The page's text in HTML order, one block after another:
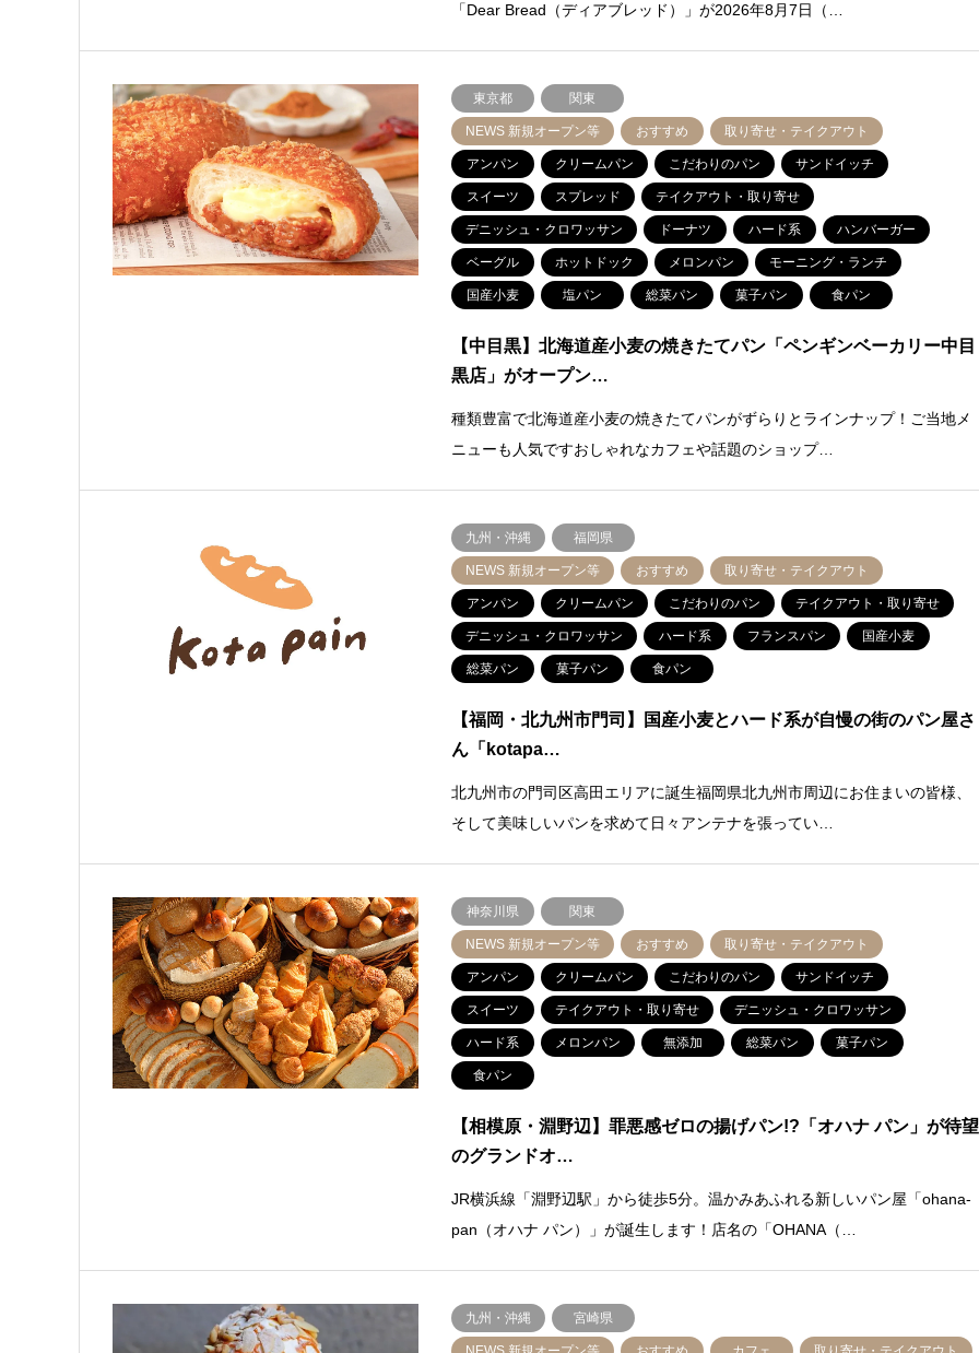
「Dear Bread（ディアブレッド）」が2026年8月7日（…
東京都 関東
NEWS 新規オープン等 おすすめ 取り寄せ・テイクアウト
アンパン クリームパン こだわりのパン サンドイッチ
スイーツ スプレッド テイクアウト・取り寄せ
デニッシュ・クロワッサン ドーナツ ハード系 ハンバーガー
ベーグル ホットドック メロンパン モーニング・ランチ
国産小麦 塩パン 総菜パン 菓子パン 食パン
【中目黒】北海道産小麦の焼きたてパン「ペンギンベーカリー中目
黒店」がオープン…
種類豊富で北海道産小麦の焼きたてパンがずらりとラインナップ！ご当地メ
ニューも人気ですおしゃれなカフェや話題のショップ…
九州・沖縄 福岡県
NEWS 新規オープン等 おすすめ 取り寄せ・テイクアウト
アンパン クリームパン こだわりのパン テイクアウト・取り寄せ
デニッシュ・クロワッサン ハード系 フランスパン 国産小麦
総菜パン 菓子パン 食パン
【福岡・北九州市門司】国産小麦とハード系が自慢の街のパン屋さ
ん「kotapa…
北九州市の門司区高田エリアに誕生福岡県北九州市周辺にお住まいの皆様、
そして美味しいパンを求めて日々アンテナを張ってい…
神奈川県 関東
NEWS 新規オープン等 おすすめ 取り寄せ・テイクアウト
アンパン クリームパン こだわりのパン サンドイッチ
スイーツ テイクアウト・取り寄せ デニッシュ・クロワッサン
ハード系 メロンパン 無添加 総菜パン 菓子パン
食パン
【相模原・淵野辺】罪悪感ゼロの揚げパン!?「オハナ パン」が待望
のグランドオ…
JR横浜線「淵野辺駅」から徒歩5分。温かみあふれる新しいパン屋「ohana-
pan（オハナ パン）」が誕生します！店名の「OHANA（…
九州・沖縄 宮崎県